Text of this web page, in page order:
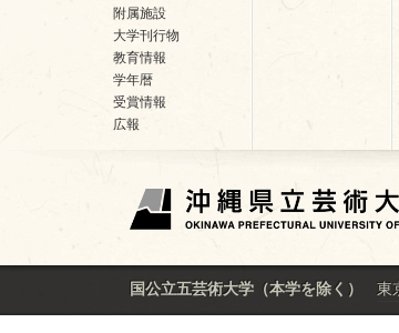
附属施設
大学刊行物
教育情報
学年暦
受賞情報
広報
国公立五芸術大学（本学を除く） 東